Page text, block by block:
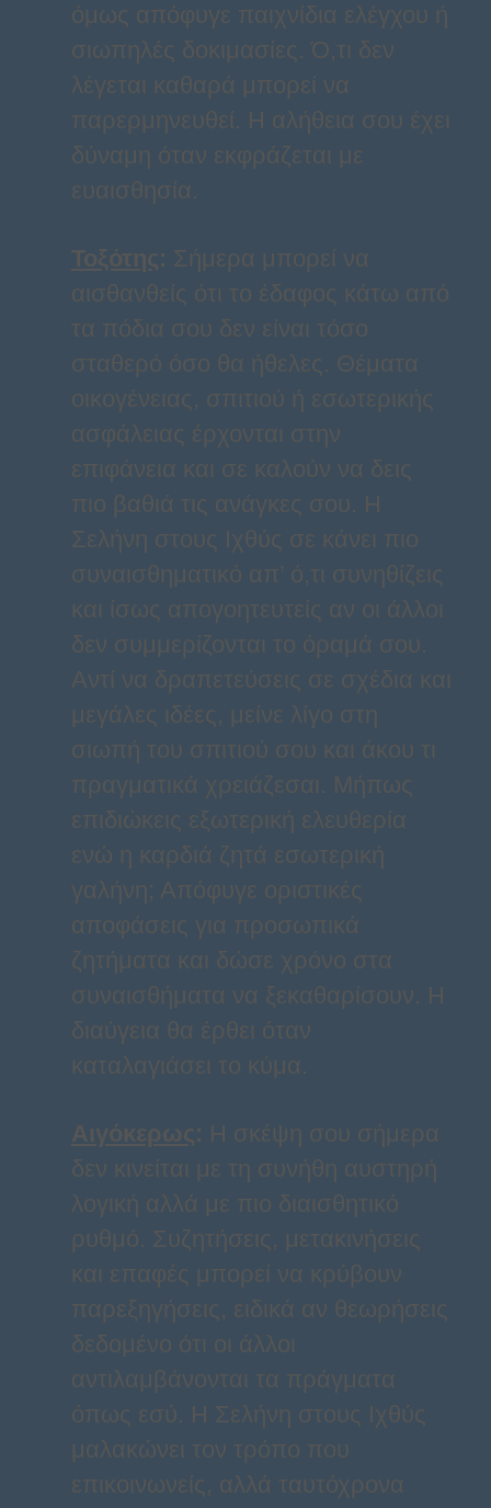
όμως απόφυγε παιχνίδια ελέγχου ή
σιωπηλές δοκιμασίες. Ό,τι δεν
λέγεται καθαρά μπορεί να
παρερμηνευθεί. Η αλήθεια σου έχει
δύναμη όταν εκφράζεται με
ευαισθησία.
Τοξότης: Σήμερα μπορεί να
αισθανθείς ότι το έδαφος κάτω από
τα πόδια σου δεν είναι τόσο
σταθερό όσο θα ήθελες. Θέματα
οικογένειας, σπιτιού ή εσωτερικής
ασφάλειας έρχονται στην
επιφάνεια και σε καλούν να δεις
πιο βαθιά τις ανάγκες σου. Η
Σελήνη στους Ιχθύς σε κάνει πιο
συναισθηματικό απ’ ό,τι συνηθίζεις
και ίσως απογοητευτείς αν οι άλλοι
δεν συμμερίζονται το όραμά σου.
Αντί να δραπετεύσεις σε σχέδια και
μεγάλες ιδέες, μείνε λίγο στη
σιωπή του σπιτιού σου και άκου τι
πραγματικά χρειάζεσαι. Μήπως
επιδιώκεις εξωτερική ελευθερία
ενώ η καρδιά ζητά εσωτερική
γαλήνη; Απόφυγε οριστικές
αποφάσεις για προσωπικά
ζητήματα και δώσε χρόνο στα
συναισθήματα να ξεκαθαρίσουν. Η
διαύγεια θα έρθει όταν
καταλαγιάσει το κύμα.
Αιγόκερως: Η σκέψη σου σήμερα
δεν κινείται με τη συνήθη αυστηρή
λογική αλλά με πιο διαισθητικό
ρυθμό. Συζητήσεις, μετακινήσεις
και επαφές μπορεί να κρύβουν
παρεξηγήσεις, ειδικά αν θεωρήσεις
δεδομένο ότι οι άλλοι
αντιλαμβάνονται τα πράγματα
όπως εσύ. Η Σελήνη στους Ιχθύς
μαλακώνει τον τρόπο που
επικοινωνείς, αλλά ταυτόχρονα